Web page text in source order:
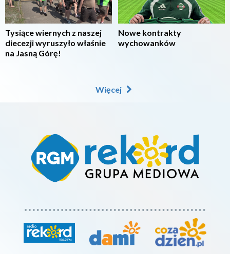
Tysiące wiernych z naszej
diecezji wyruszyło właśnie
na Jasną Górę!
Nowe kontrakty
wychowanków
Więcej